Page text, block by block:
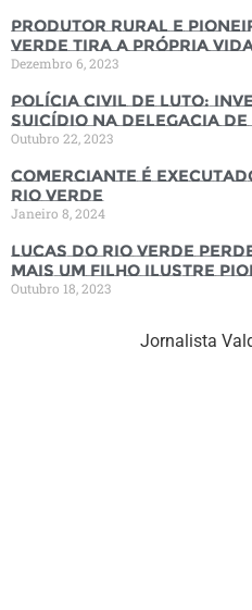
Produtor rural e
Verde tira a própria
Dezembro 6, 2023
Polícia Civil de luto:
suicídio na Delegacia de
Outubro 22, 2023
Comerciante é
Rio Verde
Janeiro 8, 2024
Lucas do Rio Verde
mais um filho ilustre
Outubro 18, 2023
Jornalista